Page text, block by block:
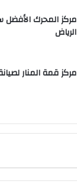
مركز المحرك
الرياض
مركز قمة المنار